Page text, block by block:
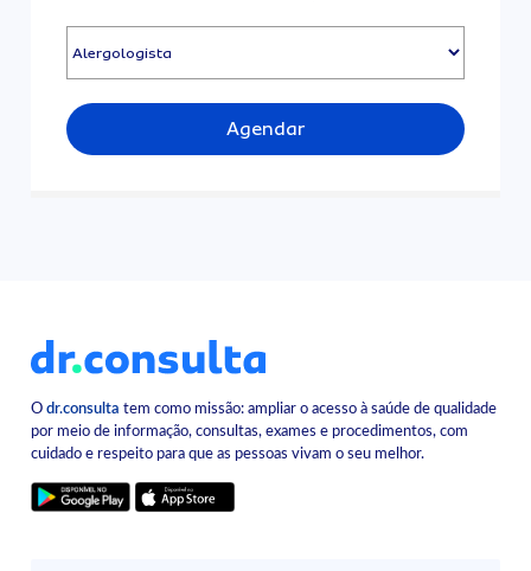
Agendar
Odr.consulta tem como missão: ampliar o acesso à saúde de qualidade
por meio de informação, consultas, exames e procedimentos, com
cuidado e respeito para que as pessoas vivam o seu melhor.